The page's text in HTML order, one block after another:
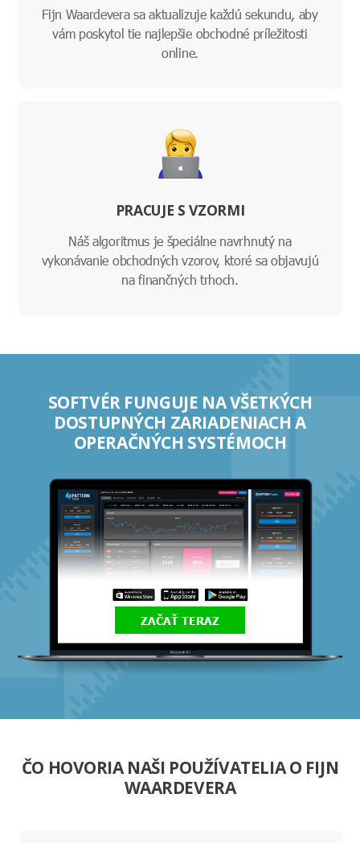
Fijn Waardevera sa aktualizuje každú sekundu, aby
vám poskytol tie najlepšie obchodné príležitosti
online.
PRACUJE S VZORMI
Náš algoritmus je špeciálne navrhnutý na
vykonávanie obchodných vzorov, ktoré sa objavujú
na finančných trhoch.
SOFTVÉR FUNGUJE NA VŠETKÝCH
DOSTUPNÝCH ZARIADENIACH A
OPERAČNÝCH SYSTÉMOCH
ZAČAŤ TERAZ
ČO HOVORIA NAŠI POUŽÍVATELIA O FIJN
WAARDEVERA